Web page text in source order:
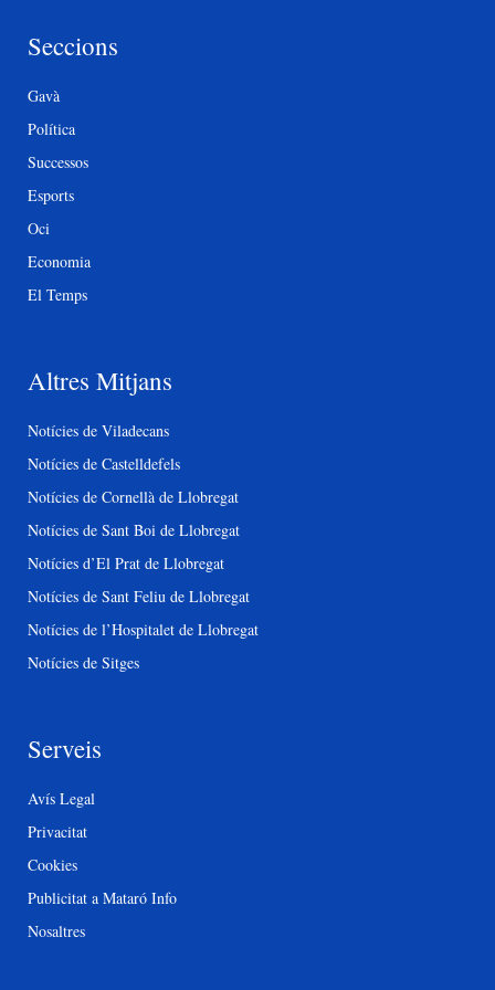
Seccions
Gavà
Política
Successos
Esports
Oci
Economia
El Temps
Altres Mitjans
Notícies de Viladecans
Notícies de Castelldefels
Notícies de Cornellà de Llobregat
Notícies de Sant Boi de Llobregat
Notícies d’El Prat de Llobregat
Notícies de Sant Feliu de Llobregat
Notícies de l’Hospitalet de Llobregat
Notícies de Sitges
Serveis
Avís Legal
Privacitat
Cookies
Publicitat a Mataró Info
Nosaltres